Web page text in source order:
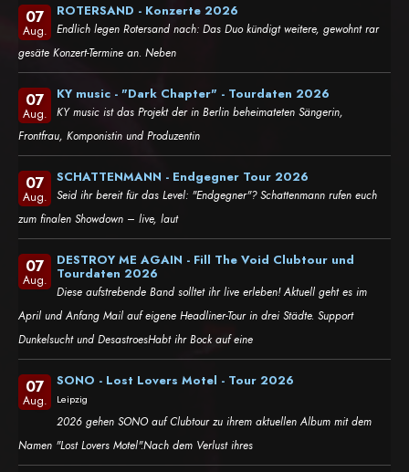
07
Aug.
ROTERSAND - Konzerte 2026
Endlich legen Rotersand nach: Das Duo kündigt weitere, gewohnt rar
gesäte Konzert-Termine an. Neben
07
Aug.
KY music - "Dark Chapter" - Tourdaten 2026
KY music ist das Projekt der in Berlin beheimateten Sängerin,
Frontfrau, Komponistin und Produzentin
07
Aug.
SCHATTENMANN - Endgegner Tour 2026
Seid ihr bereit für das Level: "Endgegner"? Schattenmann rufen euch
zum finalen Showdown – live, laut
07
Aug.
DESTROY ME AGAIN - Fill The Void Clubtour und
Tourdaten 2026
Diese aufstrebende Band solltet ihr live erleben! Aktuell geht es im
April und Anfang Mail auf eigene Headliner-Tour in drei Städte. Support
Dunkelsucht und DesastroesHabt ihr Bock auf eine
07
Aug.
SONO - Lost Lovers Motel - Tour 2026
Leipzig
2026 gehen SONO auf Clubtour zu ihrem aktuellen Album mit dem
Namen "Lost Lovers Motel".Nach dem Verlust ihres